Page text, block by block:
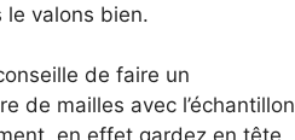
le valons bien.
de faire un
de mailles avec l’échantillon